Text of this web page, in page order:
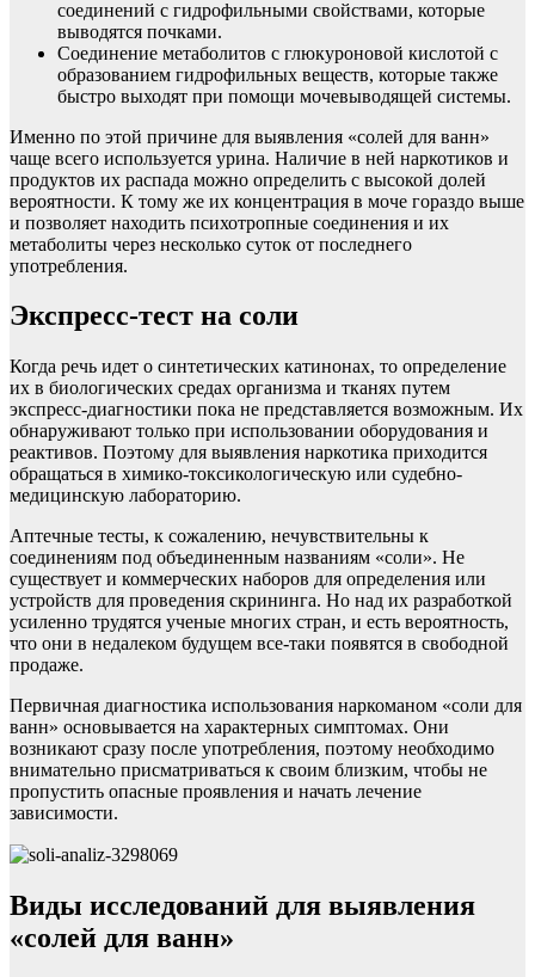
соединений с гидрофильными свойствами, которые
выводятся почками.
Соединение метаболитов с глюкуроновой кислотой с
образованием гидрофильных веществ, которые также
быстро выходят при помощи мочевыводящей системы.
Именно по этой причине для выявления «солей для ванн»
чаще всего используется урина. Наличие в ней наркотиков и
продуктов их распада можно определить с высокой долей
вероятности. К тому же их концентрация в моче гораздо выше
и позволяет находить психотропные соединения и их
метаболиты через несколько суток от последнего
употребления.
Экспресс-тест на соли
Когда речь идет о синтетических катинонах, то определение
их в биологических средах организма и тканях путем
экспресс-диагностики пока не представляется возможным. Их
обнаруживают только при использовании оборудования и
реактивов. Поэтому для выявления наркотика приходится
обращаться в химико-токсикологическую или судебно-
медицинскую лабораторию.
Аптечные тесты, к сожалению, нечувствительны к
соединениям под объединенным названиям «соли». Не
существует и коммерческих наборов для определения или
устройств для проведения скрининга. Но над их разработкой
усиленно трудятся ученые многих стран, и есть вероятность,
что они в недалеком будущем все-таки появятся в свободной
продаже.
Первичная диагностика использования наркоманом «соли для
ванн» основывается на характерных симптомах. Они
возникают сразу после употребления, поэтому необходимо
внимательно присматриваться к своим близким, чтобы не
пропустить опасные проявления и начать лечение
зависимости.
Виды исследований для выявления
«солей для ванн»